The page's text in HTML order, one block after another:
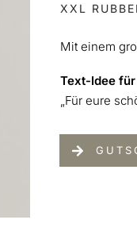
XXL
Mit einem
Text-Idee
„Für eure